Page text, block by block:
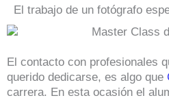
El trabajo de un fotógrafo
El contacto con profesionales
querido dedicarse, es algo que
carrera. En esta ocasión el